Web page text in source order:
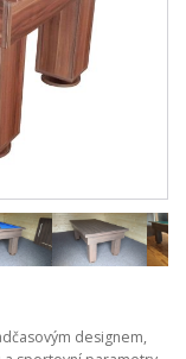
designem,